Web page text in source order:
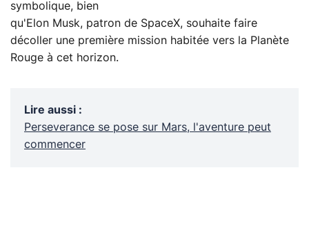
symbolique, bien
qu'Elon Musk, patron de SpaceX, souhaite faire
décoller une première mission habitée vers la Planète
Rouge à cet horizon.
Lire aussi :
Perseverance se pose sur Mars, l'aventure peut
commencer